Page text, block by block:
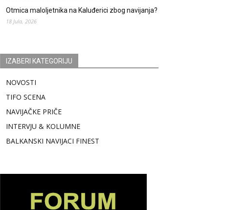
Otmica maloljetnika na Kaluđerici zbog navijanja?
18 Jula, 2026
IZABERI KATEGORIJU
NOVOSTI
TIFO SCENA
NAVIJAČKE PRIČE
INTERVJU & KOLUMNE
BALKANSKI NAVIJACI FINEST